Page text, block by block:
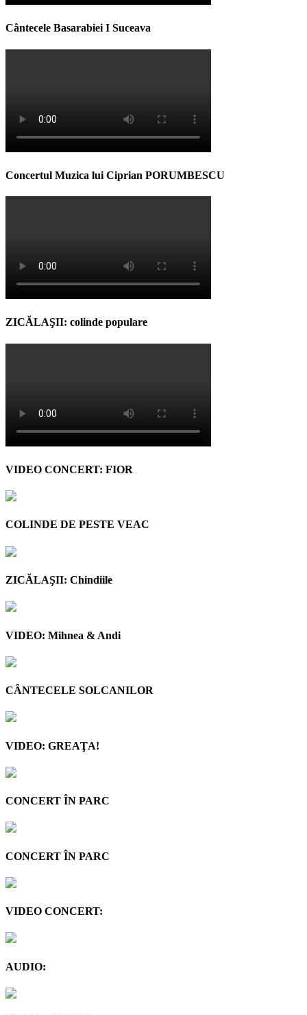
Cântecele Basarabiei I Suceava
Concertul Muzica lui Ciprian PORUMBESCU
ZICĂLAŞII: colinde populare
VIDEO CONCERT: FIOR
COLINDE DE PESTE VEAC
ZICĂLAŞII: Chindiile
VIDEO: Mihnea & Andi
CÂNTECELE SOLCANILOR
VIDEO: GREAŢA!
CONCERT ÎN PARC
CONCERT ÎN PARC
VIDEO CONCERT:
AUDIO: